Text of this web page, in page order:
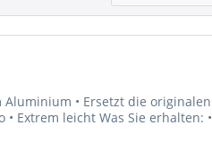
• Ersetzt die
• Extrem leicht Was Sie erhalten: